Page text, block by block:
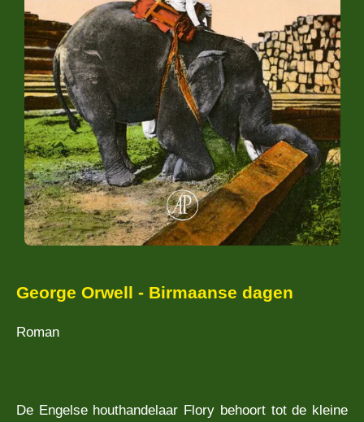
George Orwell - Birmaanse dagen
Roman
De Engelse houthandelaar Flory behoort tot de kleine